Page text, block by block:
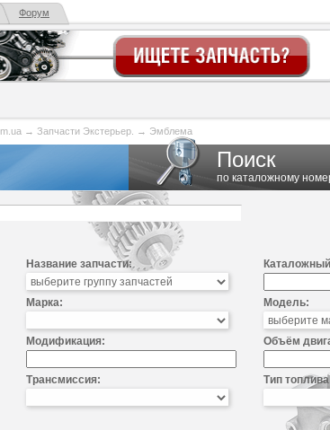
Форум
→ Запчасти Экстерьер. → Эмблема
Поиск
по каталожному
Название запчасти:
Марка: Модель:
Модификация: Объём
Трансмиссия: Тип